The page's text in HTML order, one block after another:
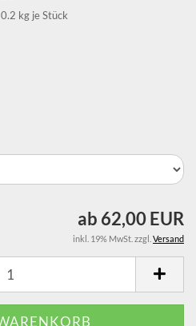
0.2 kg je Stück
ab 62,00 EUR
inkl. 19% MwSt. zzgl. Versand